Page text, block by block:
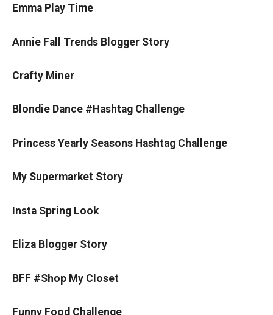
Emma Play Time
Annie Fall Trends Blogger Story
Crafty Miner
Blondie Dance #Hashtag Challenge
Princess Yearly Seasons Hashtag Challenge
My Supermarket Story
Insta Spring Look
Eliza Blogger Story
BFF #Shop My Closet
Funny Food Challenge